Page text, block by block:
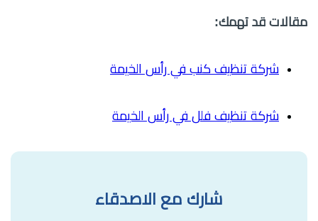
مقالات قد تهمك:
شركة تنظيف كنب في رأس الخيمة
شركة تنظيف فلل في رأس الخيمة
شارك مع الاصدقاء